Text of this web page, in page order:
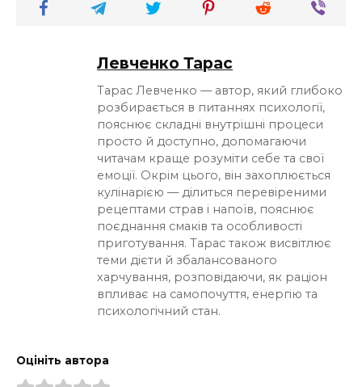
Левченко Тарас
Тарас Левченко — автор, який глибоко
розбирається в питаннях психології,
пояснює складні внутрішні процеси
просто й доступно, допомагаючи
читачам краще розуміти себе та свої
емоції. Окрім цього, він захоплюється
кулінарією — ділиться перевіреними
рецептами страв і напоїв, пояснює
поєднання смаків та особливості
приготування. Тарас також висвітлює
теми дієти й збалансованого
харчування, розповідаючи, як раціон
впливає на самопочуття, енергію та
психологічний стан.
Оцініть автора